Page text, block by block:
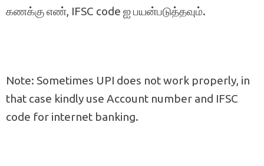
கணக்கு எண், IFSC code ஐ பயன்படுத்தவும்.
Note: Sometimes UPI does not work properly, in
that case kindly use Account number and IFSC
code for internet banking.